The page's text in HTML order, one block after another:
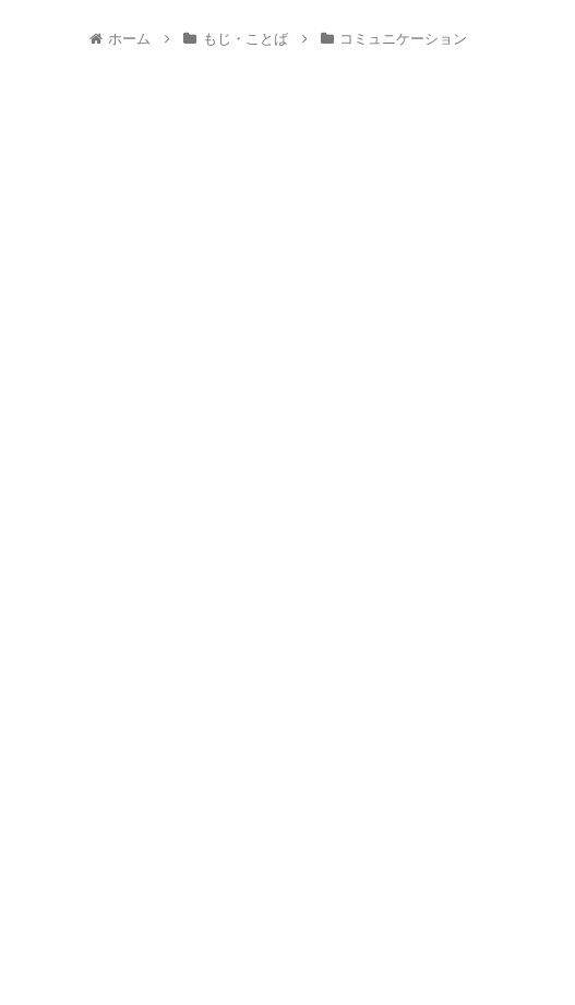
ホーム もじ・ことば コミュニケーション